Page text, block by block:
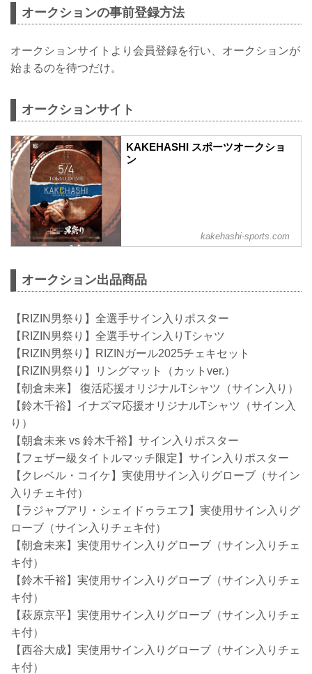
オークションの事前登録方法
オークションサイトより会員登録を行い、オークションが
始まるのを待つだけ。
オークションサイト
KAKEHASHI スポーツオークショ
ン
kakehashi-sports.com
オークション出品商品
【RIZIN男祭り】全選手サイン入りポスター
【RIZIN男祭り】全選手サイン入りTシャツ
【RIZIN男祭り】RIZINガール2025チェキセット
【RIZIN男祭り】リングマット（カットver.）
【朝倉未来】 復活応援オリジナルTシャツ（サイン入り）
【鈴木千裕】イナズマ応援オリジナルTシャツ（サイン入
り）
【朝倉未来 vs 鈴木千裕】サイン入りポスター
【フェザー級タイトルマッチ限定】サイン入りポスター
【クレベル・コイケ】実使用サイン入りグローブ（サイン
入りチェキ付）
【ラジャブアリ・シェイドゥラエフ】実使用サイン入りグ
ローブ（サイン入りチェキ付）
【朝倉未来】実使用サイン入りグローブ（サイン入りチェ
キ付）
【鈴木千裕】実使用サイン入りグローブ（サイン入りチェ
キ付）
【萩原京平】実使用サイン入りグローブ（サイン入りチェ
キ付）
【西谷大成】実使用サイン入りグローブ（サイン入りチェ
キ付）